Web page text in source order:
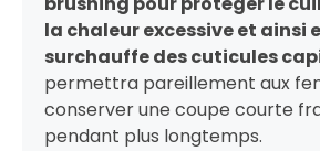
la chaleur excessive et ainsi
surchauffe des cuticules
permettra pareillement aux
conserver une coupe courte
pendant plus longtemps.